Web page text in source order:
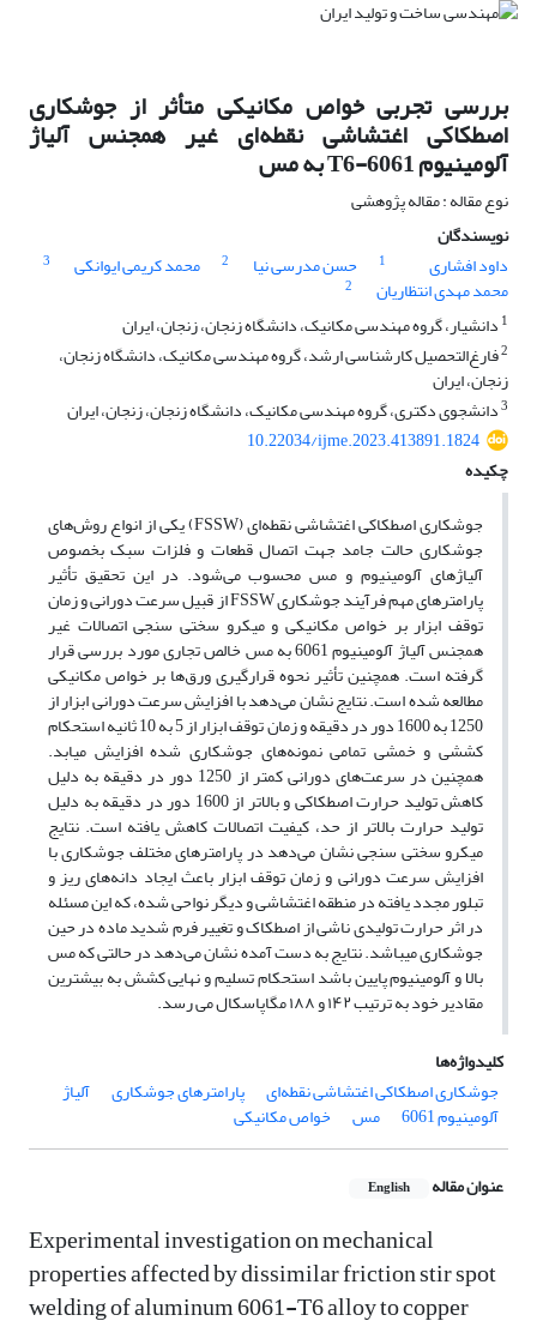
بررسی تجربی خواص مکانیکی متأثر از جوشکاری
اصطکاکی اغتشاشی نقطه‌ای غیر همجنس آلیاژ
آلومینیوم 6061-T6 به مس
نوع مقاله : مقاله پژوهشی
نویسندگان
داود افشاری
1 حسن مدرسی نیا 2 محمد کریمی ایوانکی 3
محمد مهدی انتظاریان
2
1 دانشیار، گروه مهندسی مکانیک، دانشگاه زنجان، زنجان، ایران
2فارغ‌التحصیل کارشناسی ارشد، گروه مهندسی مکانیک، دانشگاه زنجان،
زنجان، ایران
3دانشجوی دکتری، گروه مهندسی مکانیک، دانشگاه زنجان، زنجان، ایران
10.22034/ijme.2023.413891.1824
چکیده
جوشکاری اصطکاکی اغتشاشی نقطه‌ای (FSSW) یکی از انواع روش‌های
جوشکاری حالت جامد جهت اتصال قطعات و فلزات سبک بخصوص
آلیاژهای آلومینیوم و مس محسوب می‌شود. در این تحقیق تأثیر
پارامترهای مهم فرآیند جوشکاری FSSW از قبیل سرعت دورانی و زمان
توقف ابزار بر خواص مکانیکی و میکرو سختی سنجی اتصالات غیر
همجنس آلیاژ آلومینیوم 6061 به مس خالص تجاری مورد بررسی قرار
گرفته است. همچنین تأثیر نحوه قرارگیری ورق‌ها بر خواص مکانیکی
مطالعه شده است. نتایج نشان می‌دهد با افزایش سرعت دورانی ابزار از
1250 به 1600 دور در دقیقه و زمان توقف ابزار از 5 به 10 ثانیه استحکام
کششی و خمشی تمامی نمونه‌های جوشکاری شده افزایش میابد.
همچنین در سرعت‌های دورانی کمتر از 1250 دور در دقیقه به دلیل
کاهش تولید حرارت اصطکاکی و بالاتر از 1600 دور در دقیقه به دلیل
تولید حرارت بالاتر از حد، کیفیت اتصالات کاهش یافته است. نتایج
میکرو سختی سنجی نشان می‌دهد در پارامترهای مختلف جوشکاری با
افزایش سرعت دورانی و زمان توقف ابزار باعث ایجاد دانه‌های ریز و
تبلور مجدد یافته در منطقه اغتشاشی و دیگر نواحی شده، که این مسئله
در اثر حرارت تولیدی ناشی از اصطکاک و تغییر فرم شدید ماده در حین
جوشکاری میباشد. نتایج به دست آمده نشان می‌دهد در حالتی که مس
بالا و آلومینیوم پایین باشد استحکام تسلیم و نهایی کشش به بیشترین
مقادیر خود به ترتیب ۱۴۲ و ۱۸۸ مگاپاسکال می رسد.
کلیدواژه‌ها
جوشکاری اصطکاکی اغتشاشی نقطه‌ای
پارامترهای جوشکاری آلیاژ
آلومینیوم 6061 مس خواص مکانیکی
عنوان مقاله English
Experimental investigation on mechanical
properties affected by dissimilar friction stir spot
welding of aluminum 6061-T6 alloy to copper